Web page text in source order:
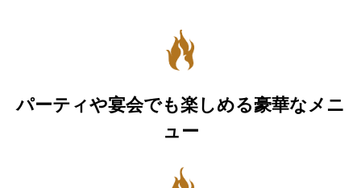
パーティや宴会でも楽しめる豪華なメニ
ュー